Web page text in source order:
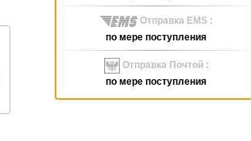
Отправка EMS :
по мере поступления
Отправка Почтой :
по мере поступления